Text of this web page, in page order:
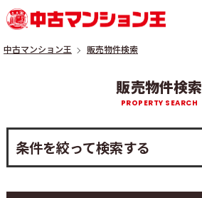
中古マンション王 販売物件検索
販売物件検索
条件を絞って検索する